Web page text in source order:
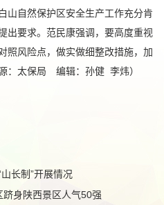
山自然保护区安全生产工作充分肯
出要求。范民康强调，要高度重视
照风险点，做实做细整改措施，加
：太保局 编辑：孙健 李炜）
长制”开展情况
身陕西景区人气50强